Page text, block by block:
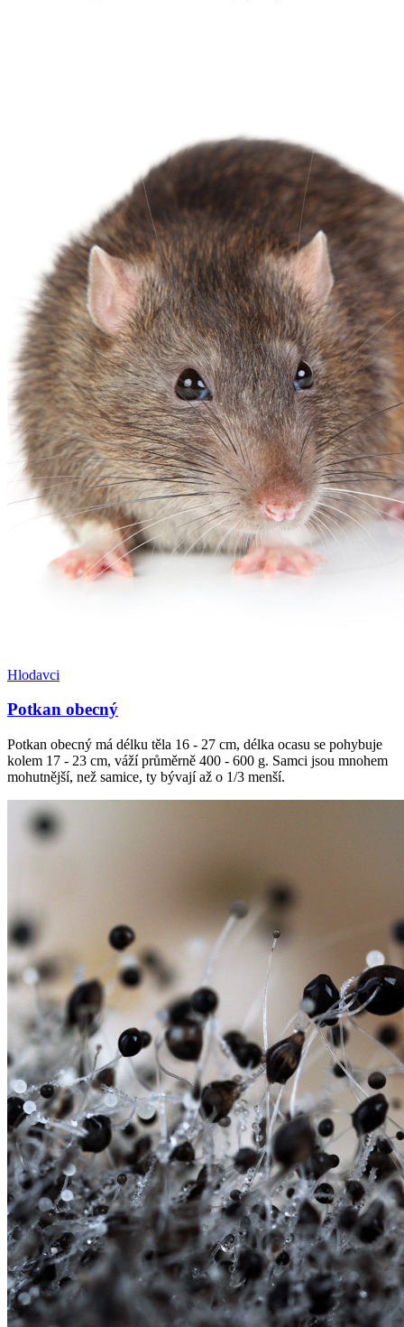
Hlodavci
Potkan obecný
Potkan obecný má délku těla 16 - 27 cm, délka ocasu se pohybuje
kolem 17 - 23 cm, váží průměrně 400 - 600 g. Samci jsou mnohem
mohutnější, než samice, ty bývají až o 1/3 menší.